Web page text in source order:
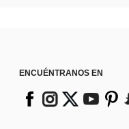
ENCUÉNTRANOS EN